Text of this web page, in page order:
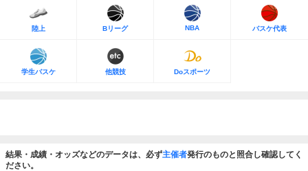
陸上 Bリーグ NBA バスケ代表
学生バスケ 他競技 Doスポーツ
結果・成績・オッズなどのデータは、必ず主催者発行のものと照合し確認してく
ださい。